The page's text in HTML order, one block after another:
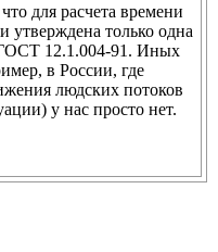
для расчета времени
утверждена только одна
12.1.004-91. Иных
в России, где
людских потоков
у нас просто нет.